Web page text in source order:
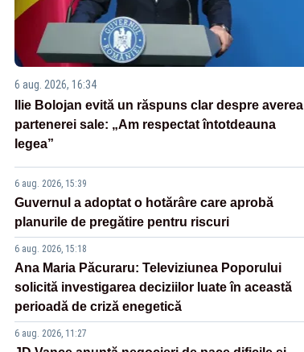
6 aug. 2026, 16:34
Ilie Bolojan evită un răspuns clar despre averea
partenerei sale: „Am respectat întotdeauna
legea”
6 aug. 2026, 15:39
Guvernul a adoptat o hotărâre care aprobă
planurile de pregătire pentru riscuri
6 aug. 2026, 15:18
Ana Maria Păcuraru: Televiziunea Poporului
solicită investigarea deciziilor luate în această
perioadă de criză enegetică
6 aug. 2026, 11:27